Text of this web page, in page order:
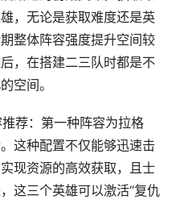
，无论是获取难度还是英
整体阵容强度提升空间较
，在搭建二三队时都是不
空间。
荐：第一种阵容为拉格
这种配置不仅能够迅速击
现资源的高效获取，且士
这三个英雄可以激活“复仇